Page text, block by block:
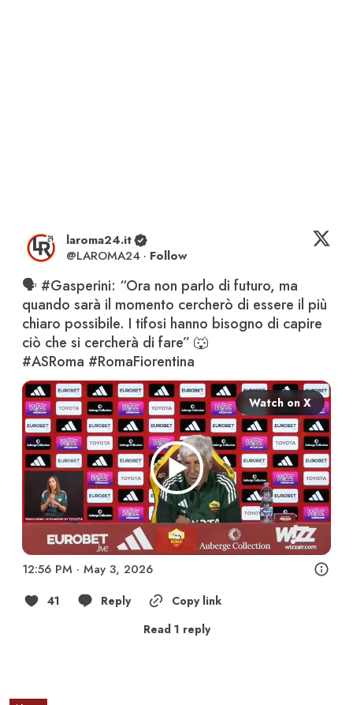
laroma24.it
@LAROMA24 · Follow
🗣️ #Gasperini: “Ora non parlo di futuro, ma
quando sarà il momento cercherò di essere il più
chiaro possibile. I tifosi hanno bisogno di capire
#ASRoma #RomaFiorentina
Watch on X
12:56 PM · May 3, 2026
41 Reply
Copy link
Read 1 reply